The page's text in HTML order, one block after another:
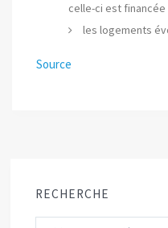
celle-ci est financée
les logements
Source
RECHERCHE